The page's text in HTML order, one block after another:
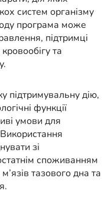
систем організму
програма може
підтримці
та
підтримувальну дію,
функції
умови для
зі
споживанням
тазового дна та